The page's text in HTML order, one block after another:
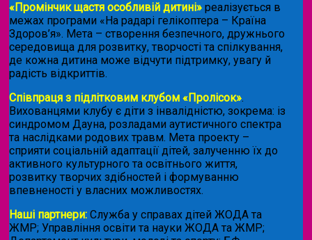
«Промінчик щастя особливій дитині» реалізується в
межах програми «На радарі гелікоптера – Країна
Здоров’я». Мета – створення безпечного, дружнього
середовища для розвитку, творчості та спілкування,
де кожна дитина може відчути підтримку, увагу й
радість відкриттів.
Співпраця з підлітковим клубом «Пролісок».
Вихованцями клубу є діти з інвалідністю, зокрема: із
синдромом Дауна, розладами аутистичного спектра
та наслідками родових травм. Мета проекту –
сприяти соціальній адаптації дітей, залученню їх до
активного культурного та освітнього життя,
розвитку творчих здібностей і формуванню
впевненості у власних можливостях.
Наші партнери: Служба у справах дітей ЖОДА та
ЖМР; Управління освіти та науки ЖОДА та ЖМР;